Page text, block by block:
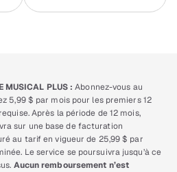
MUSICAL PLUS : Abonnez-vous au
5,99 $ par mois pour les premiers 12
Après la période de 12 mois,
sur une base de facturation
au tarif en vigueur de 25,99 $ par
Le service se poursuivra jusqu’à ce
Aucun remboursement n’est